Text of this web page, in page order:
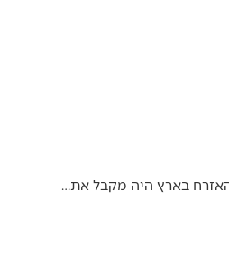
בארץ היה מקבל את…